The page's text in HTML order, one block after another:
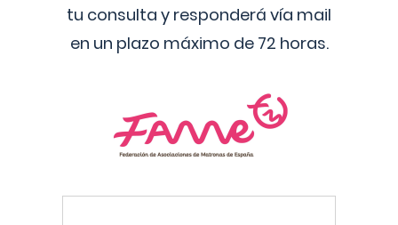
tu consulta y responderá vía mail
en un plazo máximo de 72 horas.